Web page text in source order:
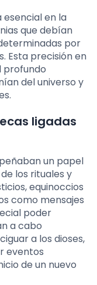
en la
que debían
por
Esta precisión en
profundo
del universo y
ligadas
un papel
los rituales y
equinoccios
como mensajes
poder
a cabo
a los dioses,
eventos
de un nuevo